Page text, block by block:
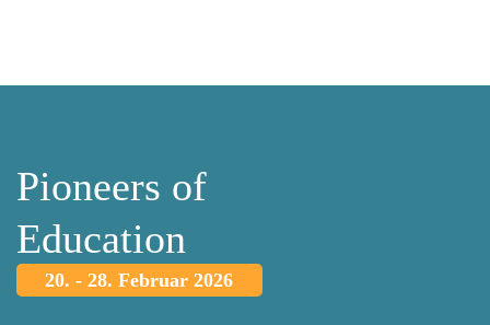
Pioneers of
Education
20. - 28. Februar 2026